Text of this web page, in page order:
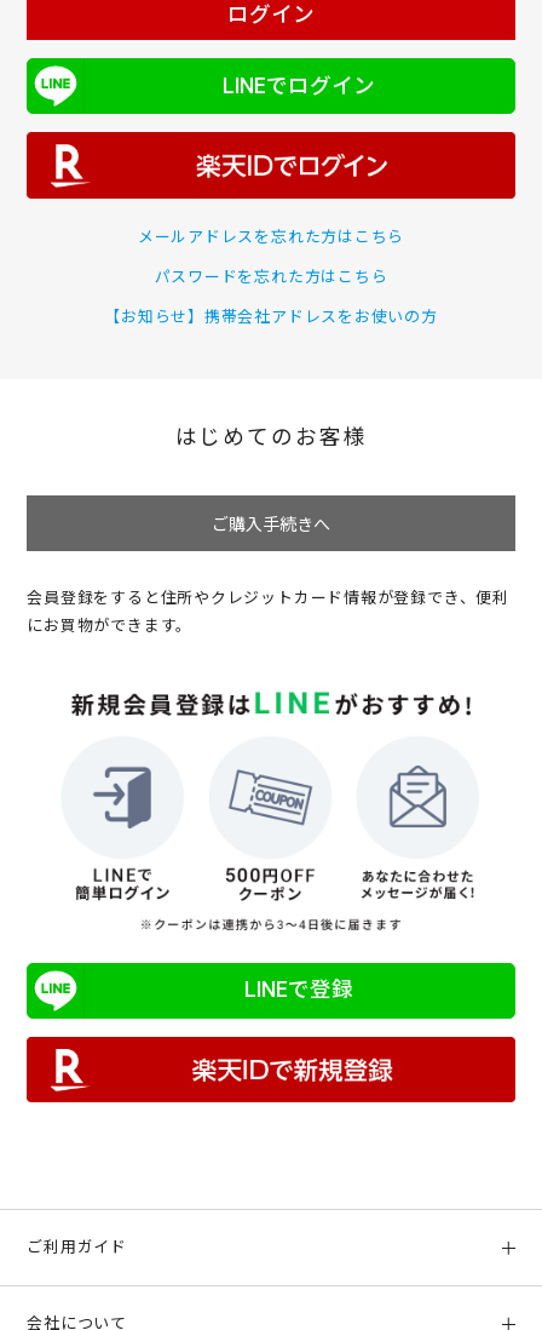
ログイン
LINEでログイン
メールアドレスを忘れた方はこちら
パスワードを忘れた方はこちら
【お知らせ】携帯会社アドレスをお使いの方
はじめてのお客様
ご購入手続きへ
会員登録をすると住所やクレジットカード情報が登録でき、便利
にお買物ができます。
LINEで登録
ご利用ガイド
会社について